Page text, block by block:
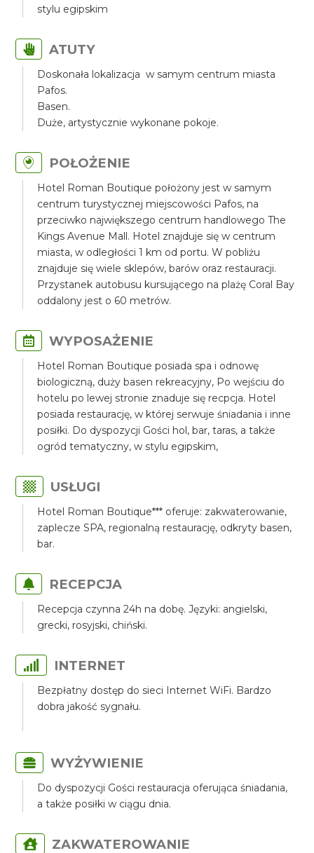
stylu egipskim
ATUTY
Doskonała lokalizacja w samym centrum miasta
Pafos.
Basen.
Duże, artystycznie wykonane pokoje.
POŁOŻENIE
Hotel Roman Boutique położony jest w samym
centrum turystycznej miejscowości Pafos, na
przeciwko największego centrum handlowego The
Kings Avenue Mall. Hotel znajduje się w centrum
miasta, w odległości 1 km od portu. W pobliżu
znajduje się wiele sklepów, barów oraz restauracji.
Przystanek autobusu kursującego na plażę Coral Bay
oddalony jest o 60 metrów.
WYPOSAŻENIE
Hotel Roman Boutique posiada spa i odnowę
biologiczną, duży basen rekreacyjny, Po wejściu do
hotelu po lewej stronie znaduje się recpcja. Hotel
posiada restaurację, w której serwuje śniadania i inne
posiłki. Do dyspozycji Gości hol, bar, taras, a także
ogród tematyczny, w stylu egipskim,
USŁUGI
Hotel Roman Boutique*** oferuje: zakwaterowanie,
zaplecze SPA, regionalną restaurację, odkryty basen,
bar.
RECEPCJA
Recepcja czynna 24h na dobę. Języki: angielski,
grecki, rosyjski, chiński.
INTERNET
Bezpłatny dostęp do sieci Internet WiFi. Bardzo
dobra jakość sygnału.
WYŻYWIENIE
Do dyspozycji Gości restauracja oferująca śniadania,
a także posiłki w ciągu dnia.
ZAKWATEROWANIE